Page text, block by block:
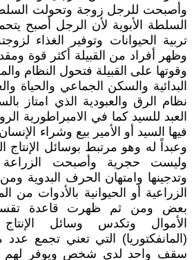
وأصبحت للرجل زوجة وتحولت
السلطة الأبوية لأن الرجل أصبح
تربية الحيوانات وتوفير الغذاء
وظهر أفراد من القبيلة أكثر قوة
وقوتها على القبيلة فتحول النظام
البدائية والسكن الجماعي والحياة
نظام الرق والعبودية الذي امتاز
العبد للسيد كما في الامبراطورية
فيها السيد أو الأمير بيع وشراء
وعبداً له وهو مرتبط بوسائل
وليست حجرية وأصبحت الزراعة
وتدجينها وامتهان الحرف البدوية
الزراعية أو الحيوانية بالأدوات من
بعض ومن ثم ظهرت قاعدة
الأموال وتكدس وسائل
(المانفكتوريا) التي تعني تجمع
سقف واحد لدى شخص ويوفر لهم